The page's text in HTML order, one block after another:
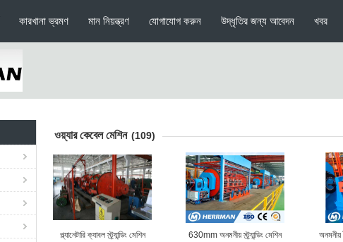
কারখানা ভ্রমণ মান নিয়ন্ত্রণ যোগাযোগ করুন উদ্ধৃতির জন্য আবেদন খবর
ওয়্যার কেবেল মেশিন (109)
প্ল্যানেটারি ক্যাবল স্ট্র্যান্ডিং মেশিন 630mm অনমনীয় স্ট্র্যান্ডিং মেশিন
অনমনীয়